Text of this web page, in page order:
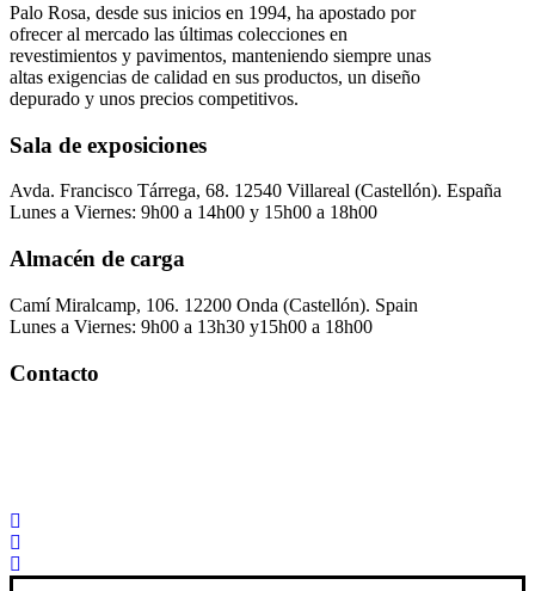
Palo Rosa, desde sus inicios en 1994, ha apostado por
ofrecer al mercado las últimas colecciones en
revestimientos y pavimentos, manteniendo siempre unas
altas exigencias de calidad en sus productos, un diseño
depurado y unos precios competitivos.
Sala de exposiciones
Avda. Francisco Tárrega, 68. 12540 Villareal (Castellón). España
Lunes a Viernes: 9h00 a 14h00 y 15h00 a 18h00
Almacén de carga
Camí Miralcamp, 106. 12200 Onda (Castellón). Spain
Lunes a Viernes: 9h00 a 13h30 y15h00 a 18h00
Contacto